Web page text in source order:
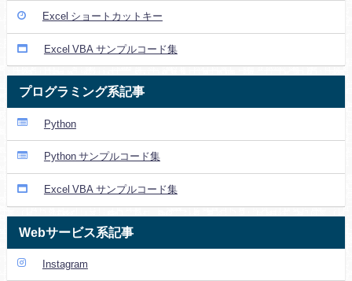
Excel ショートカットキー
Excel VBA サンプルコード集
プログラミング系記事
Python
Python サンプルコード集
Excel VBA サンプルコード集
Webサービス系記事
Instagram